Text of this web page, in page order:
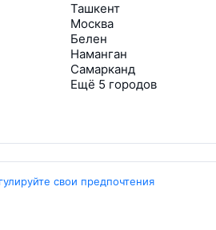
Ташкент
Москва
Белен
Наманган
Самарканд
Ещё 5 городов
свои предпочтения